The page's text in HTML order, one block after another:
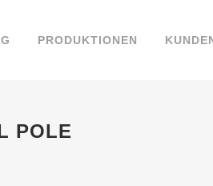
PRODUKTIONEN
POLE